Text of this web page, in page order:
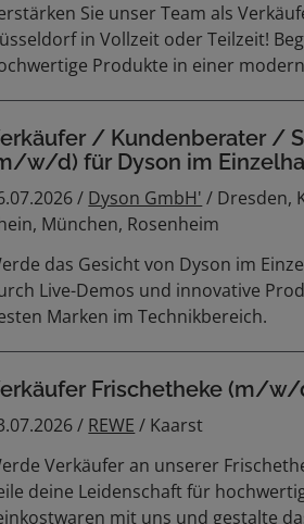
Sie unser Team als
in Vollzeit oder Teilzeit!
Produkte in einer
/ Kundenberater /
w/d) für Dyson im
/ Dyson GmbH' / Dresden,
München, Rosenheim
das Gesicht von Dyson im
Live-Demos und innovative
Marken im Technikbereich.
Frischetheke (m/w/
/ REWE / Kaarst
Verkäufer an unserer
deine Leidenschaft für
mit uns und gestalte